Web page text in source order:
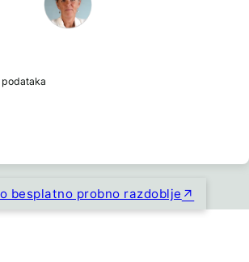
besplatno probno razdoblje